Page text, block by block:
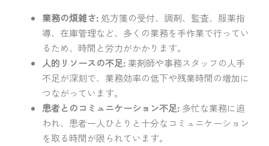
業務の煩雑さ: 処方箋の受付、調剤、監査、服薬指
導、在庫管理など、多くの業務を手作業で行ってい
るため、時間と労力がかかります。
人的リソースの不足: 薬剤師や事務スタッフの人手
不足が深刻で、業務効率の低下や残業時間の増加に
つながっています。
患者とのコミュニケーション不足: 多忙な業務に追
われ、患者一人ひとりと十分なコミュニケーション
を取る時間が限られています。